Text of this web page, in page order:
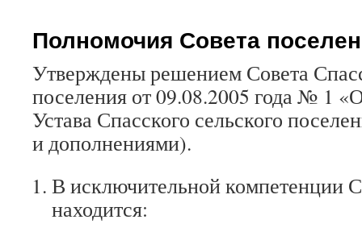
Полномочия Совета
Утверждены решением Совета
поселения от 09.08.2005 года № 1
Устава Спасского сельского
и дополнениями).
В исключительной компетенции
находится: